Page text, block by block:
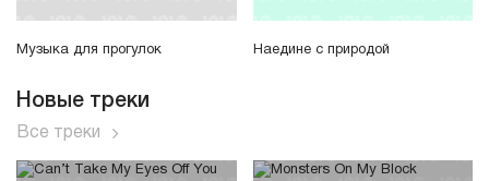
Музыка для прогулок Наедине с природой
Новые треки
Все треки